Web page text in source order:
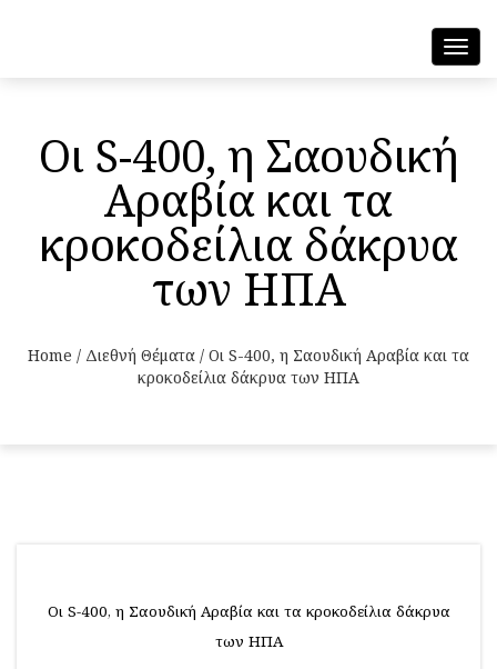
Οι S-400, η Σαουδική
Αραβία και τα
κροκοδείλια δάκρυα
των ΗΠΑ
Home / Διεθνή Θέματα / Οι S-400, η Σαουδική Αραβία και τα
κροκοδείλια δάκρυα των ΗΠΑ
Οι S-400, η Σαουδική Αραβία και τα κροκοδείλια δάκρυα
των ΗΠΑ